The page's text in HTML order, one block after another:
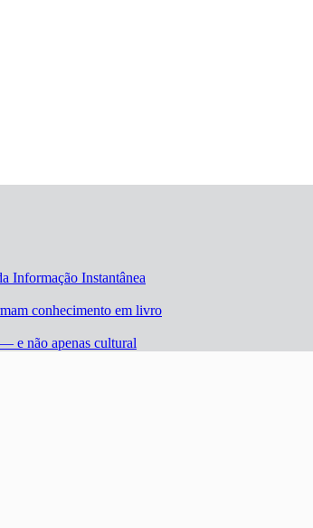
Informação Instantânea
conhecimento em livro
e não apenas cultural